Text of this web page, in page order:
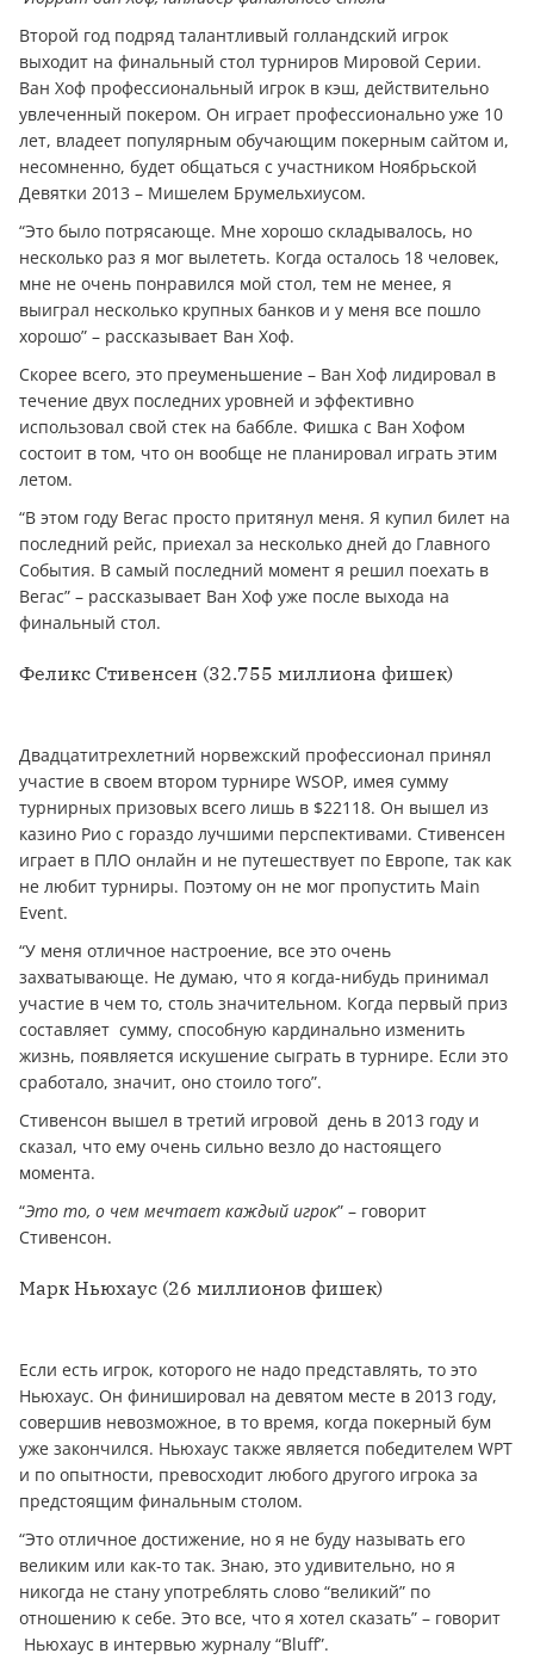
Второй год подряд талантливый голландский игрок
выходит на финальный стол турниров Мировой Серии.
Ван Хоф профессиональный игрок в кэш, действительно
увлеченный покером. Он играет профессионально уже 10
лет, владеет популярным обучающим покерным сайтом и,
несомненно, будет общаться с участником Ноябрьской
Девятки 2013 – Мишелем Брумельхиусом.
“Это было потрясающе. Мне хорошо складывалось, но
несколько раз я мог вылететь. Когда осталось 18 человек,
мне не очень понравился мой стол, тем не менее, я
выиграл несколько крупных банков и у меня все пошло
хорошо” – рассказывает Ван Хоф.
Скорее всего, это преуменьшение – Ван Хоф лидировал в
течение двух последних уровней и эффективно
использовал свой стек на баббле. Фишка с Ван Хофом
состоит в том, что он вообще не планировал играть этим
летом.
“В этом году Вегас просто притянул меня. Я купил билет на
последний рейс, приехал за несколько дней до Главного
События. В самый последний момент я решил поехать в
Вегас” – рассказывает Ван Хоф уже после выхода на
финальный стол.
Феликс Стивенсен (32.755 миллиона фишек)
Двадцатитрехлетний норвежский профессионал принял
участие в своем втором турнире WSOP, имея сумму
турнирных призовых всего лишь в $22118. Он вышел из
казино Рио с гораздо лучшими перспективами. Стивенсен
играет в ПЛО онлайн и не путешествует по Европе, так как
не любит турниры. Поэтому он не мог пропустить Main
Event.
“У меня отличное настроение, все это очень
захватывающе. Не думаю, что я когда-нибудь принимал
участие в чем то, столь значительном. Когда первый приз
составляет сумму, способную кардинально изменить
жизнь, появляется искушение сыграть в турнире. Если это
сработало, значит, оно стоило того”.
Стивенсон вышел в третий игровой день в 2013 году и
сказал, что ему очень сильно везло до настоящего
момента.
“Это то, о чем мечтает каждый игрок” – говорит
Стивенсон.
Марк Ньюхаус (26 миллионов фишек)
Если есть игрок, которого не надо представлять, то это
Ньюхаус. Он финишировал на девятом месте в 2013 году,
совершив невозможное, в то время, когда покерный бум
уже закончился. Ньюхаус также является победителем WPT
и по опытности, превосходит любого другого игрока за
предстоящим финальным столом.
“Это отличное достижение, но я не буду называть его
великим или как-то так. Знаю, это удивительно, но я
никогда не стану употреблять слово “великий” по
отношению к себе. Это все, что я хотел сказать” – говорит
Ньюхаус в интервью журналу “Bluff”.